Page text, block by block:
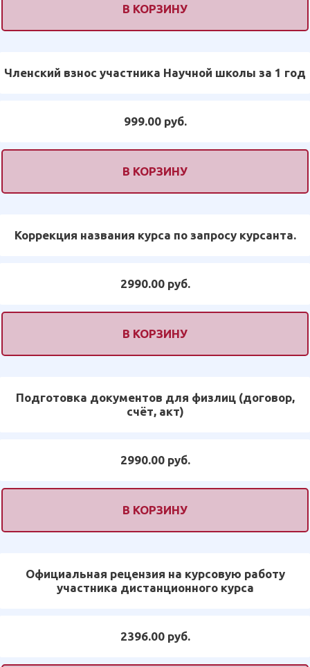
В КОРЗИНУ
Членский взнос участника Научной школы за 1 год
999.00 руб.
В КОРЗИНУ
Коррекция названия курса по запросу курсанта.
2990.00 руб.
В КОРЗИНУ
Подготовка документов для физлиц (договор,
счёт, акт)
2990.00 руб.
В КОРЗИНУ
Официальная рецензия на курсовую работу
участника дистанционного курса
2396.00 руб.